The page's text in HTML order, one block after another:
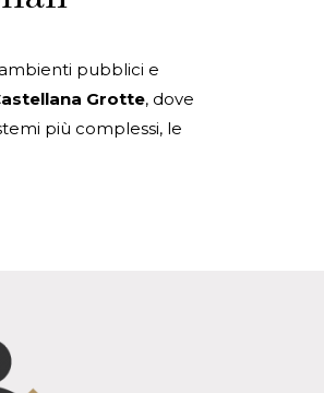
pubblici e
Grotte, dove
più complessi, le